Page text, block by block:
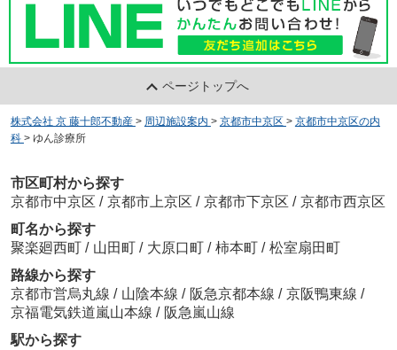
ページトップへ
株式会社 京 藤十郎不動産 > 周辺施設案内 > 京都市中京区 > 京都市中京区の内
科 > ゆん診療所
市区町村から探す
京都市中京区 / 京都市上京区 / 京都市下京区 / 京都市西京区
町名から探す
聚楽廻西町 / 山田町 / 大原口町 / 柿本町 / 松室扇田町
路線から探す
京都市営烏丸線 / 山陰本線 / 阪急京都本線 / 京阪鴨東線 /
京福電気鉄道嵐山本線 / 阪急嵐山線
駅から探す